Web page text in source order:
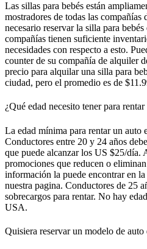
Las sillas para bebés están
mostradores de todas las compañías
necesario reservar la silla para
compañías tienen suficiente
necesidades con respecto a esto.
counter de su compañía de alquiler
precio para alquilar una silla para
ciudad, pero el promedio es de
¿Qué edad necesito tener para
La edad mínima para rentar un auto
Conductores entre 20 y 24 años
que puede alcanzar los US $25/día.
promociones que reducen o
información la puede encontrar en
nuestra pagina. Conductores de 25
sobrecargos para rentar. No hay
USA.
Quisiera reservar un modelo de auto